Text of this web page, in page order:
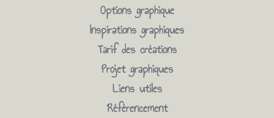
Options graphique
Inspirations graphiques
Tarif des créations
Projet graphiques
Liens utiles
Référencement